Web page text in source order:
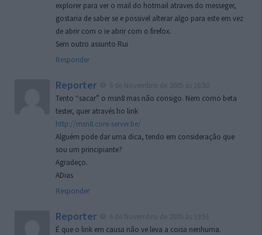
explorer para ver o mail do hotmail atraves do messeger,
gostaria de saber se e possivel alterar algo para este em vez
de abrir com o ie abrir com o firefox.
Sem outro assunto Rui
Responder
Reporter
Tento “sacar” o msn8 mas não consigo. Nem como beta
tester, quer através ho link
http://msn8.core-server.be/
Alguém pode dar uma dica, tendo em consideração que
sou um principiante?
Agradeço.
ADias
Responder
Reporter
É que o link em causa não ve leva a coisa nenhuma.